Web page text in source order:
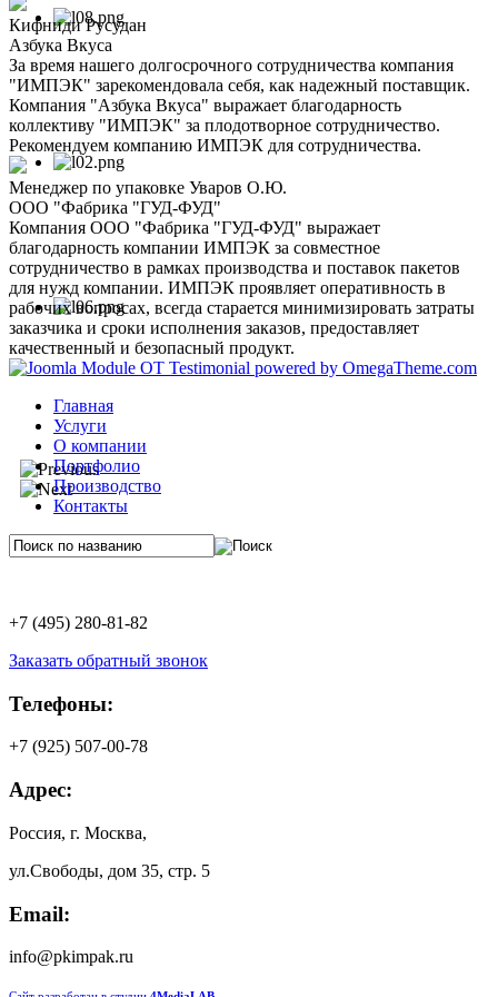
Кифниди Русудан
Азбука Вкуса
За время нашего долгосрочного сотрудничества компания
"ИМПЭК" зарекомендовала себя, как надежный поставщик.
Компания "Азбука Вкуса" выражает благодарность
коллективу "ИМПЭК" за плодотворное сотрудничество.
Рекомендуем компанию ИМПЭК для сотрудничества.
Менеджер по упаковке Уваров О.Ю.
ООО "Фабрика "ГУД-ФУД"
Компания ООО "Фабрика "ГУД-ФУД" выражает
благодарность компании ИМПЭК за совместное
сотрудничество в рамках производства и поставок пакетов
для нужд компании. ИМПЭК проявляет оперативность в
рабочих вопросах, всегда старается минимизировать затраты
заказчика и сроки исполнения заказов, предоставляет
качественный и безопасный продукт.
Главная
Услуги
О компании
Портфолио
Производство
Контакты
+7 (495) 280-81-82
Заказать обратный звонок
Телефоны:
+7 (925) 507-00-78
Адрес:
Россия, г. Москва,
ул.Свободы, дом 35, стр. 5
Email:
info@pkimpak.ru